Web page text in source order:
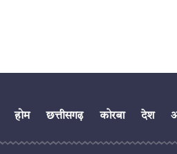
होम छत्तीसगढ़ कोरबा देश